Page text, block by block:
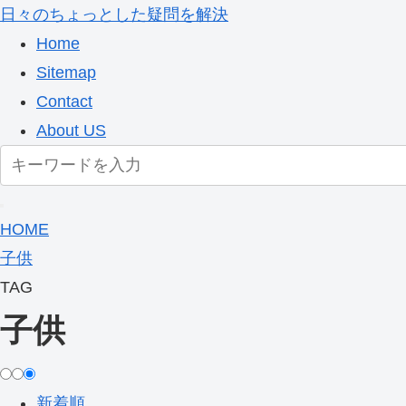
日々のちょっとした疑問を解決
Home
Sitemap
Contact
About US
HOME
子供
TAG
子供